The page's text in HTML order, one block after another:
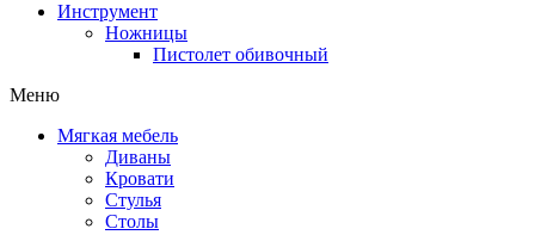
Инструмент
Ножницы
Пистолет обивочный
Меню
Мягкая мебель
Диваны
Кровати
Стулья
Столы